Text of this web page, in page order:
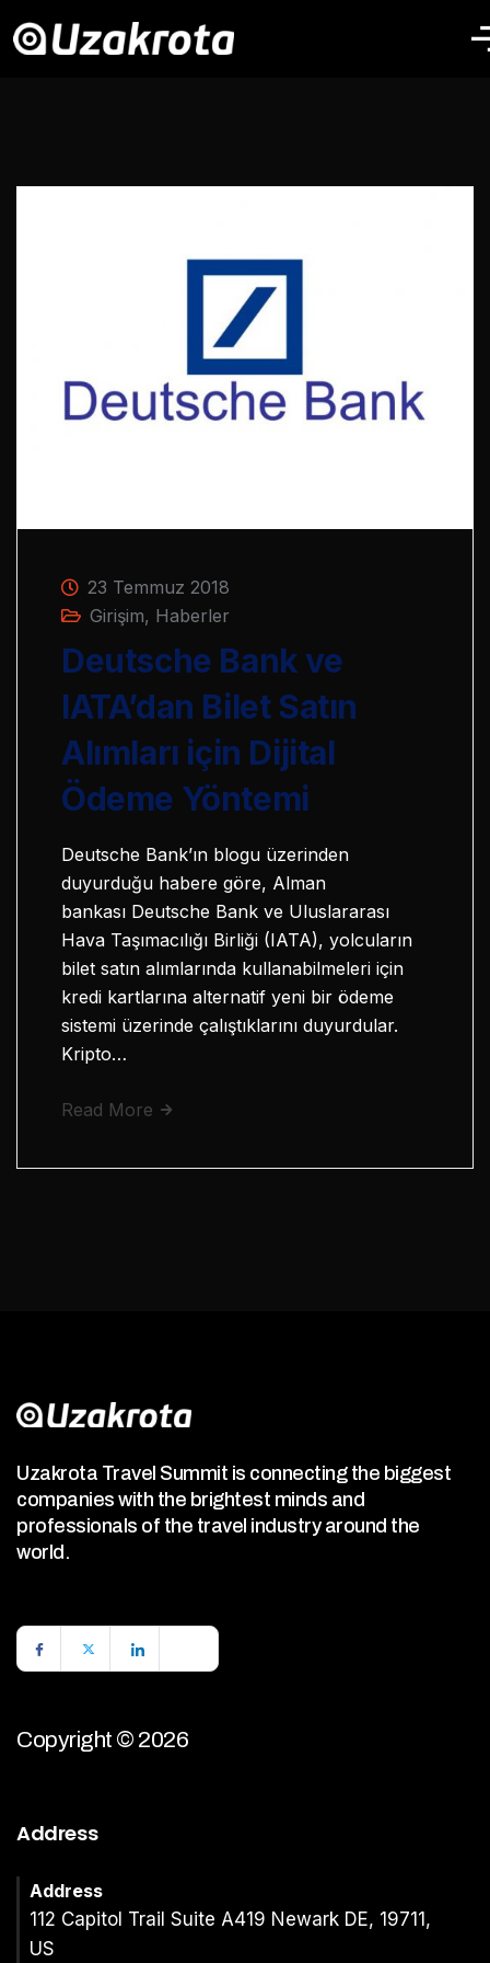
23 Temmuz 2018
Girişim, Haberler
Deutsche Bank ve
IATA’dan Bilet Satın
Alımları için Dijital
Ödeme Yöntemi
Deutsche Bank’ın blogu üzerinden
duyurduğu habere göre, Alman
bankası Deutsche Bank ve Uluslararası
Hava Taşımacılığı Birliği (IATA), yolcuların
bilet satın alımlarında kullanabilmeleri için
kredi kartlarına alternatif yeni bir ödeme
sistemi üzerinde çalıştıklarını duyurdular.
Kripto…
Read More
Uzakrota Travel Summit is connecting the biggest
companies with the brightest minds and
professionals of the travel industry around the
world.
Copyright © 2026
Address
Address
112 Capitol Trail Suite A419 Newark DE, 19711,
US